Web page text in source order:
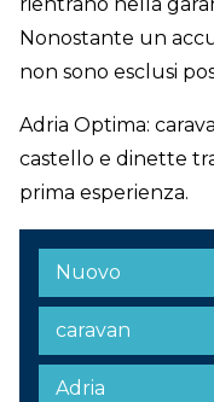
Nonostante un
non sono esclusi
Adria Optima:
castello e dinette
prima esperienza.